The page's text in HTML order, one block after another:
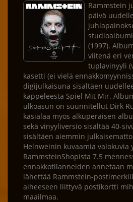
Rammstein
päivä
(1997).
viitenä eri
tuplavinyyli
kasetti (ei vielä
digijulkaisuna sisältäen
kappeleesta Spiel Mit Mir.
ulkoasun on suunnitellut Dirk
käsialaa myös alkuperäisen
sekä vinyyliversio sisältää 40-
sisältäen aiemmin
Helnweinin kuvaamia valokuvia
RammsteinShopista 7.5
ennakkotilanneiden annetaan
lähettää Rammstein-
aiheeseen liittyvä postikortti
maailmaa.